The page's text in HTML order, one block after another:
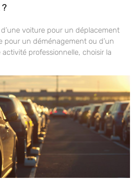
voiture pour un déplacement
pour un déménagement ou d’un
professionnelle, choisir la